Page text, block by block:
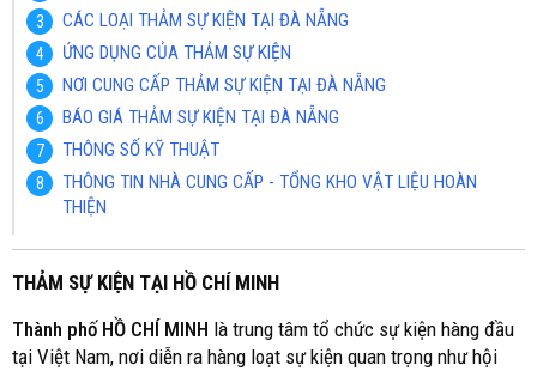
CÁC LOẠI THẢM SỰ KIỆN TẠI ĐÀ NẴNG
ỨNG DỤNG CỦA THẢM SỰ KIỆN
NƠI CUNG CẤP THẢM SỰ KIỆN TẠI ĐÀ NẴNG
BÁO GIÁ THẢM SỰ KIỆN TẠI ĐÀ NẴNG
THÔNG SỐ KỸ THUẬT
THÔNG TIN NHÀ CUNG CẤP - TỔNG KHO VẬT LIỆU HOÀN
THIỆN
THẢM SỰ KIỆN TẠI HỒ CHÍ MINH
Thành phố HỒ CHÍ MINH là trung tâm tổ chức sự kiện hàng đầu
tại Việt Nam, nơi diễn ra hàng loạt sự kiện quan trọng như hội